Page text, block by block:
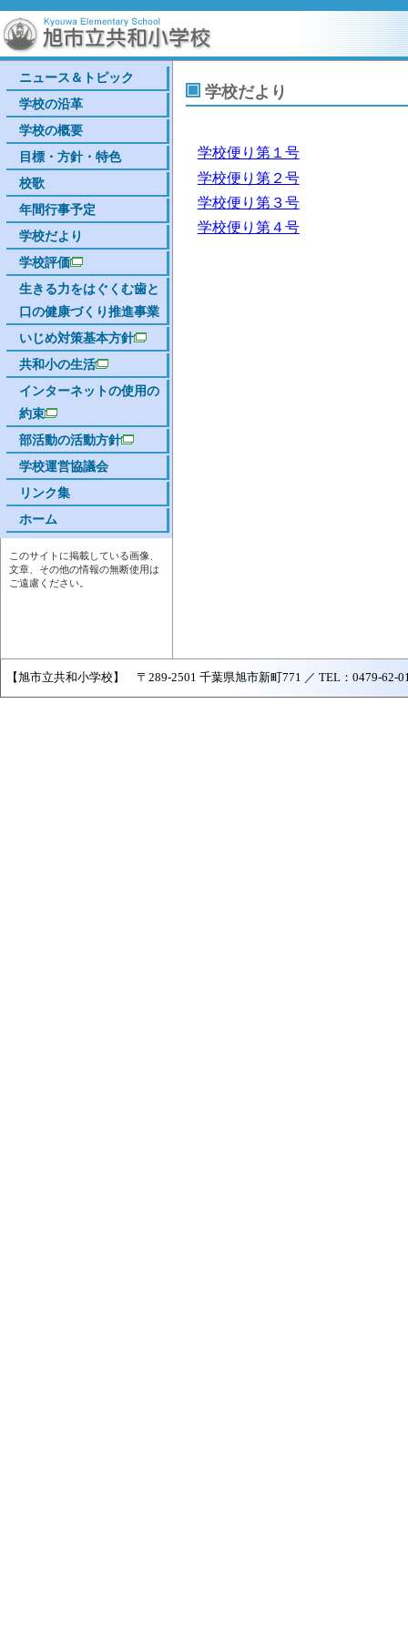
ニュース＆トピック
学校の沿革
学校の概要
目標・方針・特色
校歌
年間行事予定
学校だより
学校評価
生きる力をはぐくむ歯と
口の健康づくり推進事業
いじめ対策基本方針
共和小の生活
インターネットの使用の
約束
部活動の活動方針
学校運営協議会
リンク集
ホーム
このサイトに掲載している画像、
文章、その他の情報の無断使用は
ご遠慮ください。
学校だより
学校便り第１号
学校便り第２号
学校便り第３号
学校便り第４号
【旭市立共和小学校】 〒289-2501 千葉県旭市新町771 ／ TEL：0479-62-